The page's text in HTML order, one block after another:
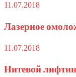
11.07.2018
Лазерное
11.07.2018
Нитевой